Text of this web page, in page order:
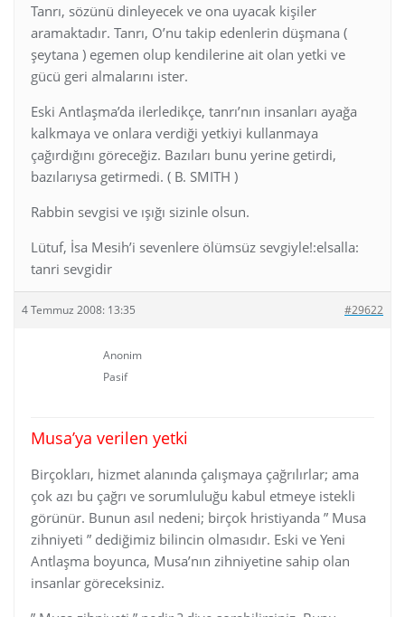
Tanrı, sözünü dinleyecek ve ona uyacak kişiler
aramaktadır. Tanrı, O’nu takip edenlerin düşmana (
şeytana ) egemen olup kendilerine ait olan yetki ve
gücü geri almalarını ister.
Eski Antlaşma’da ilerledikçe, tanrı’nın insanları ayağa
kalkmaya ve onlara verdiği yetkiyi kullanmaya
çağırdığını göreceğiz. Bazıları bunu yerine getirdi,
bazılarıysa getirmedi. ( B. SMITH )
Rabbin sevgisi ve ışığı sizinle olsun.
Lütuf, İsa Mesih’i sevenlere ölümsüz sevgiyle!:elsalla:
tanri sevgidir
4 Temmuz 2008: 13:35 #29622
Anonim
Pasif
Musa’ya verilen yetki
Birçokları, hizmet alanında çalışmaya çağrılırlar; ama
çok azı bu çağrı ve sorumluluğu kabul etmeye istekli
görünür. Bunun asıl nedeni; birçok hristiyanda ” Musa
zihniyeti ” dediğimiz bilincin olmasıdır. Eski ve Yeni
Antlaşma boyunca, Musa’nın zihniyetine sahip olan
insanlar göreceksiniz.